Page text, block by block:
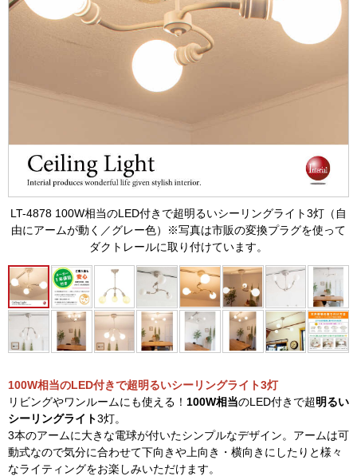
LT-4878 100W相当のLED付きで超明るいシーリングライト3灯（自
由にアームが動く／グレー色）※写真は市販の変換プラグを使って
ダクトレールに取り付けています。
100W相当のLED付きで超明るいシーリングライト3灯
リビングやワンルームにも使える！ 100W相当のLED付きで超明るい
シーリングライト3灯。
3本のアームに大きな電球が付いたシンプルなデザイン。アームは可
動式なので気分に合わせて下向きや上向き・横向きにしたりと様々
なライティングをお楽しみいただけます。